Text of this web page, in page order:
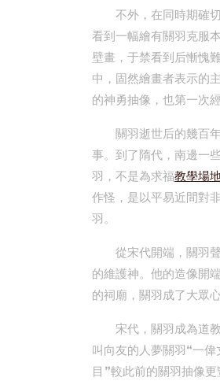
不外，在同時期確
看到一幅繪有關羽克服
壁畫，于禁看到后慚愧
中，固然繪畫者表示的
的神勇抽像，也第一次
關羽逝世后的幾百
事。到了隋代，南邊一
羽，不是為求福教學場
作怪，是以平易近間對
羽。
從宋代開端，關羽
的維護神。他的造像開
的祠廟，關羽成了大眾
宋代，關羽成為道
叫向友的人夢關羽“一
目”較此前的關羽抽像